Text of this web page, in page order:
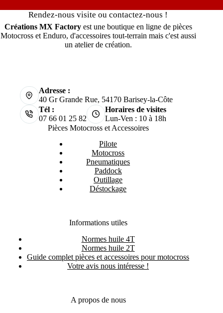
Rendez-nous visite ou contactez-nous !
Créations MX Factoryest une boutique en ligne de pièces
Motocross et Enduro, d'accessoires tout-terrain mais c'est aussi
un atelier de création.
Adresse :
40 Gr Grande Rue, 54170 Barisey-la-Côte
Tél :
07 66 01 25 82
Horaires de visites
Lun-Ven : 10 à 18h
Pièces Motocross et Accessoires
Pilote
Motocross
Pneumatiques
Paddock
Outillage
Déstockage
Informations utiles
Normes huile 4T
Normes huile 2T
Guide complet pièces et accessoires pour motocross
Votre avis nous intéresse !
A propos de nous